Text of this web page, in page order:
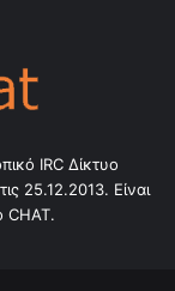
IRC Δίκτυο
25.12.2013. Είναι
CHAT.